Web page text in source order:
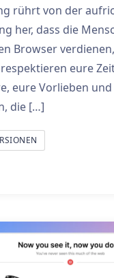
rührt von der
her, dass die
Browser
eure
eure Vorlieben
die […]